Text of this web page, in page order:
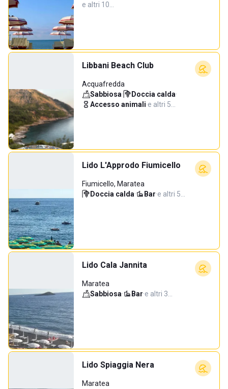
e altri 10…
Libbani Beach Club
Acquafredda
Sabbiosa· Doccia calda·
Accesso animali·e altri 5…
Lido L'Approdo Fiumicello
Fiumicello, Maratea
Doccia calda· Bar·e altri 5…
Lido Cala Jannita
Maratea
Sabbiosa· Bar·e altri 3…
Lido Spiaggia Nera
Maratea